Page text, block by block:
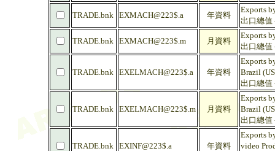
TRADE.bnk EXMACH@223$.a 年資料
Exports
出口總值
TRADE.bnk EXMACH@223$.m 月資料
Exports
出口總值
TRADE.bnk EXELMACH@223$.a 年資料
Exports
Brazil
出口總值
TRADE.bnk EXELMACH@223$.m 月資料
Exports
Brazil
出口總值
TRADE.bnk EXINF@223$.a 年資料
Exports
video